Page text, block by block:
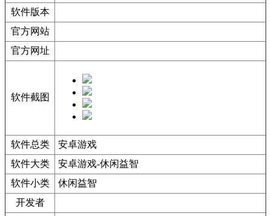
软件版本
官方网站
官方网址
软件截图
软件总类
安卓游戏
软件大类
安卓游戏-休闲益智
软件小类
休闲益智
开发者